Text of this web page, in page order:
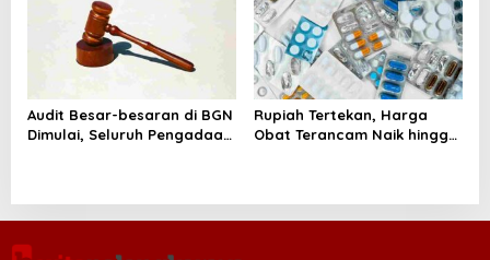
Audit Besar-besaran di BGN
Dimulai, Seluruh Pengadaan
Rupiah Tertekan, Harga
Obat Terancam Naik hingga